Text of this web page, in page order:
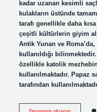
kadar uzanan kesimli
kulakların üstünde
tarafı genellikle daha
çeşitli kültürlerin giyim
Antik Yunan ve
kullanıldığı
özellikle katolik
kullanılmaktadır. Papaz
tarafından
Papaz